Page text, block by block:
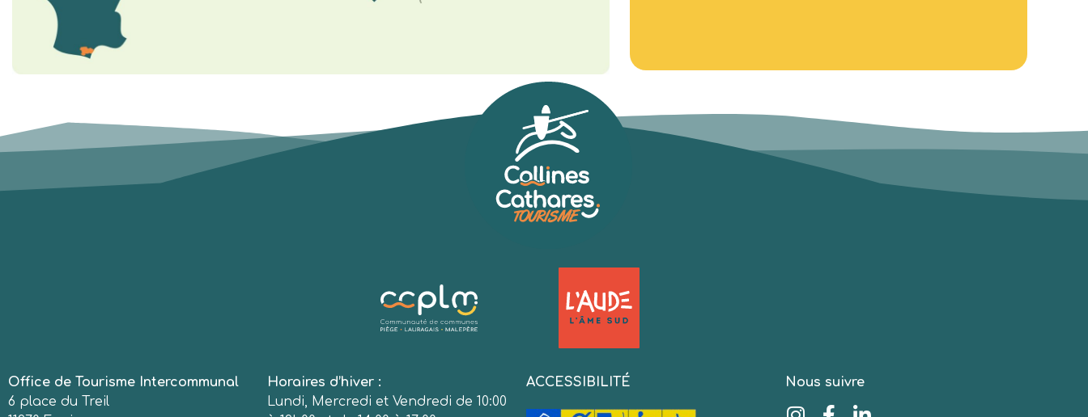
Office de Tourisme Intercommunal
6 place du Treil
Horaires d’hiver :
Lundi, Mercredi et Vendredi de 10:00
ACCESSIBILITÉ Nous suivre